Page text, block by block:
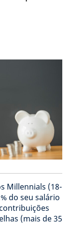
Millennials (18-
do seu salário
(mais de 35